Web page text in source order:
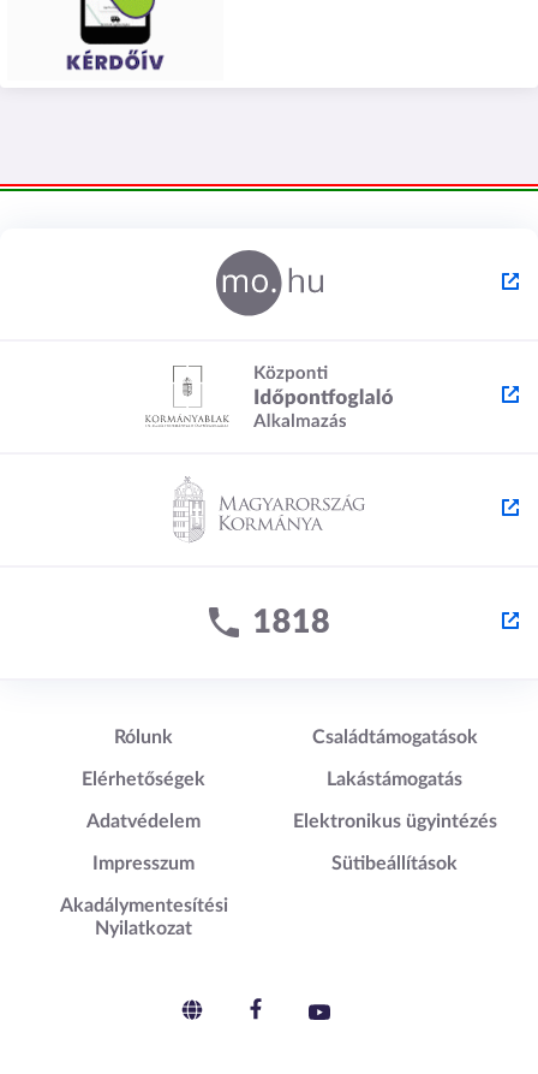
Lábléc1
Rólunk
Elérhetőségek
Adatvédelem
Impresszum
Akadálymentesítési
Nyilatkozat
Lábléc2
Családtámogatások
Lakástámogatás
Elektronikus ügyintézés
Sütibeállítások